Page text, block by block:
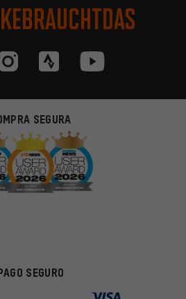
SEGURA
SEGURO